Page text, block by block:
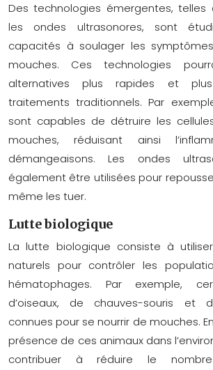
Des technologies émergentes,
les ondes ultrasonores, sont
capacités à soulager les
mouches. Ces technologies
alternatives plus rapides et
traitements traditionnels. Par
sont capables de détruire les
mouches, réduisant ainsi
démangeaisons. Les ondes
également être utilisées pour
même les tuer.
Lutte biologique
La lutte biologique consiste à
naturels pour contrôler les
hématophages. Par exemple,
d’oiseaux, de chauves-souris et
connues pour se nourrir de mouches.
présence de ces animaux dans
contribuer à réduire le